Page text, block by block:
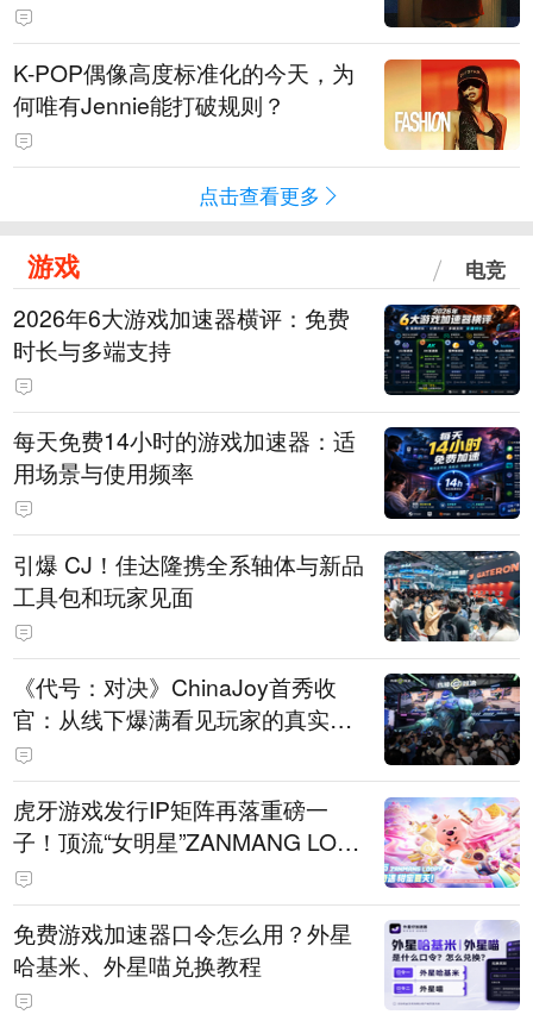
K-POP偶像高度标准化的今天，为
何唯有Jennie能打破规则？
点击查看更多
游戏 电竞
2026年6大游戏加速器横评：免费
时长与多端支持
每天免费14小时的游戏加速器：适
用场景与使用频率
引爆 CJ！佳达隆携全系轴体与新品
工具包和玩家见面
《代号：对决》ChinaJoy首秀收
官：从线下爆满看见玩家的真实期
待
虎牙游戏发行IP矩阵再落重磅一
子！顶流“女明星”ZANMANG LOO
PY 正版3D消除手游《消消奇遇》
惊喜曝光
免费游戏加速器口令怎么用？外星
哈基米、外星喵兑换教程